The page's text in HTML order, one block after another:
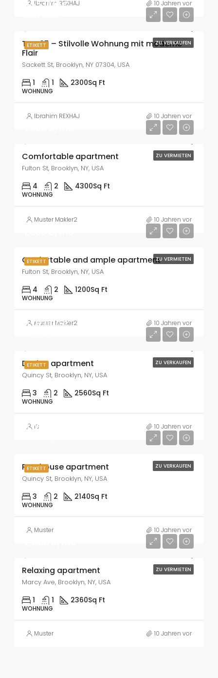
Ibrahim REXHAJ 10 Jahren vor
ETIKETT ZU VERKAUFEN
255,000€
TOP 05 – Stilvolle Wohnung mit moderne
Flair
Sackett St, Brooklyn, NY 07304, USA
1 1 2300Sq Ft
WOHNUNG
Ibrahim REXHAJ 10 Jahren vor
ZU VERMIETEN
Comfortable apartment
Fulton St, Brooklyn, NY, USA
4 2 4300Sq Ft
WOHNUNG
Muster Makler2 10 Jahren vor
ETIKETT ZU VERMIETEN
Confortable and ample apartment
Fulton St, Brooklyn, NY, USA
4 2 1200Sq Ft
WOHNUNG
Muster Makler2 10 Jahren vor
ETIKETT ZU VERKAUFEN
876,000€
Design apartment
Quincy St, Brooklyn, NY, USA
3 2 2560Sq Ft
WOHNUNG
19 10 Jahren vor
ETIKETT ZU VERKAUFEN
876,000€
Penthouse apartment
Quincy St, Brooklyn, NY, USA
3 2 2140Sq Ft
WOHNUNG
Muster 10 Jahren vor
ZU VERMIETEN
Relaxing apartment
Marcy Ave, Brooklyn, NY, USA
1 1 2360Sq Ft
WOHNUNG
Muster 10 Jahren vor